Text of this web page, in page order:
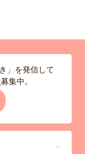
」を発信して
集中。